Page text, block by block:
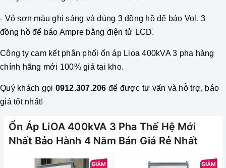
- Vỏ sơn màu ghi sáng và dùng 3 đồng hồ để báo Vol, 3
đồng hồ để báo Ampre bằng điện tử LCD.
Công ty cam kết phân phối ổn ápLioa 400kVA 3 pha hàng
chính hãng mới 100% giá tại kho.
Quý khách gọi 0912.307.206 để được tư vấn và hỗ trợ, báo
giá tốt nhất!
Ổn Áp LiOA 400kVA 3 Pha Thế Hệ Mới
Nhất Bảo Hành 4 Năm Bán Giá Rẻ Nhất